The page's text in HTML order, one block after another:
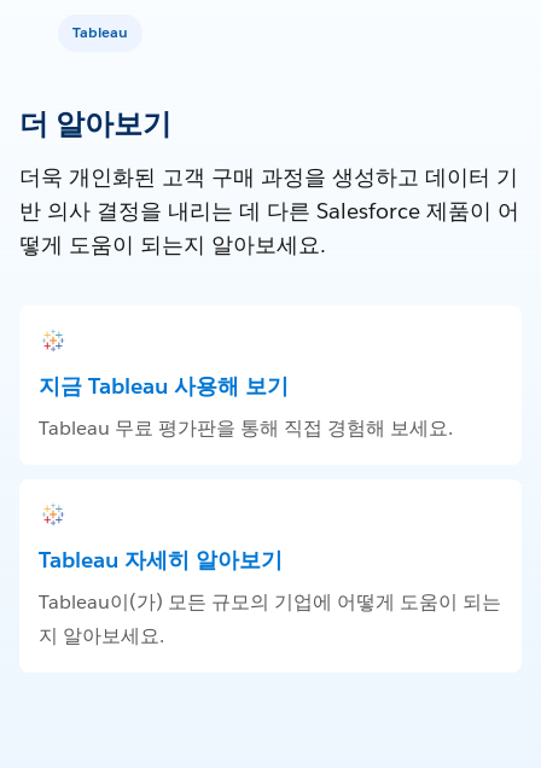
Tableau
더 알아보기
더욱 개인화된 고객 구매 과정을 생성하고 데이터 기
반 의사 결정을 내리는 데 다른 Salesforce 제품이 어
떻게 도움이 되는지 알아보세요.
지금 Tableau 사용해 보기
Tableau 무료 평가판을 통해 직접 경험해 보세요.
Tableau 자세히 알아보기
Tableau이(가) 모든 규모의 기업에 어떻게 도움이 되는
지 알아보세요.